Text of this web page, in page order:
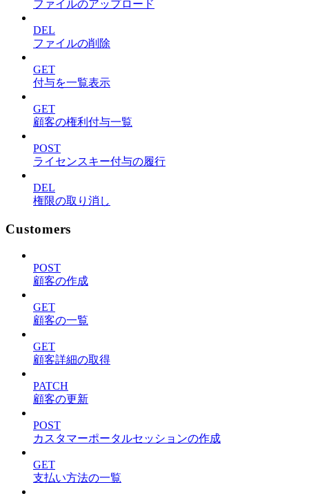
ファイルのアップロード
DEL
ファイルの削除
GET
付与を一覧表示
GET
顧客の権利付与一覧
POST
ライセンスキー付与の履行
DEL
権限の取り消し
Customers
POST
顧客の作成
GET
顧客の一覧
GET
顧客詳細の取得
PATCH
顧客の更新
POST
カスタマーポータルセッションの作成
GET
支払い方法の一覧